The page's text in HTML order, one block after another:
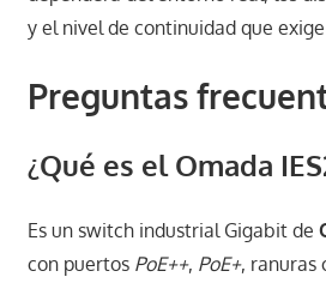
y el nivel de continuidad que
Preguntas
¿Qué es el Omada
Es un switch industrial Gigabit de
con puertos PoE++, PoE+, ranuras